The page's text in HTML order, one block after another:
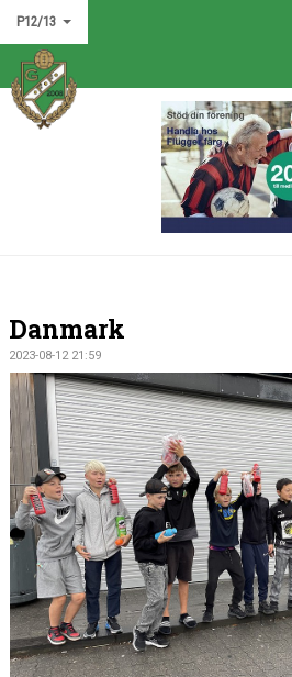
P12/13
HEM
BILDGALLERI
DOKUMENT
KONTAKT
Danmark
2023-08-12 21:59